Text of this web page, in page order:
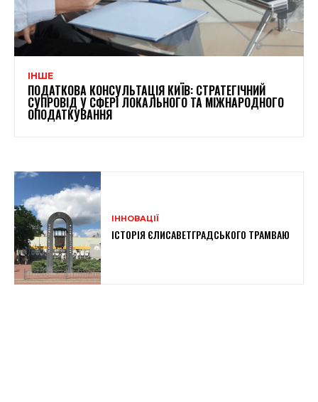
ІНШЕ
ПОДАТКОВА КОНСУЛЬТАЦІЯ КИЇВ: СТРАТЕГІЧНИЙ
СУПРОВІД У СФЕРІ ЛОКАЛЬНОГО ТА МІЖНАРОДНОГО
ОПОДАТКУВАННЯ
ІННОВАЦІЇ
ІСТОРІЯ ЄЛИСАВЕТГРАДСЬКОГО ТРАМВАЮ